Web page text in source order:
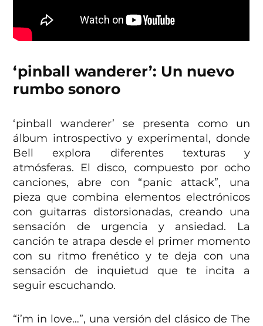
‘pinball wanderer’: Un nuevo
rumbo sonoro
‘pinball wanderer’ se presenta como un
álbum introspectivo y experimental, donde
Bell explora diferentes texturas y
atmósferas. El disco, compuesto por ocho
canciones, abre con “panic attack”, una
pieza que combina elementos electrónicos
con guitarras distorsionadas, creando una
sensación de urgencia y ansiedad. La
canción te atrapa desde el primer momento
con su ritmo frenético y te deja con una
sensación de inquietud que te incita a
seguir escuchando.
“i’m in love…”, una versión del clásico de The